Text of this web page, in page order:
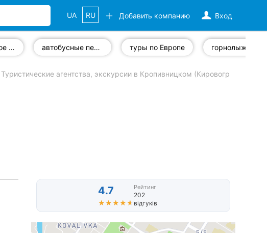
Вход
Добавить компанию
UA RU
туристическое страхование автобусные перевозки туры по Европе
Туристические агентства, экскурсии в Кропивницком (Кировоград)
4.7
★★★★★
★★★★★
Рейтинг
202
відгуків